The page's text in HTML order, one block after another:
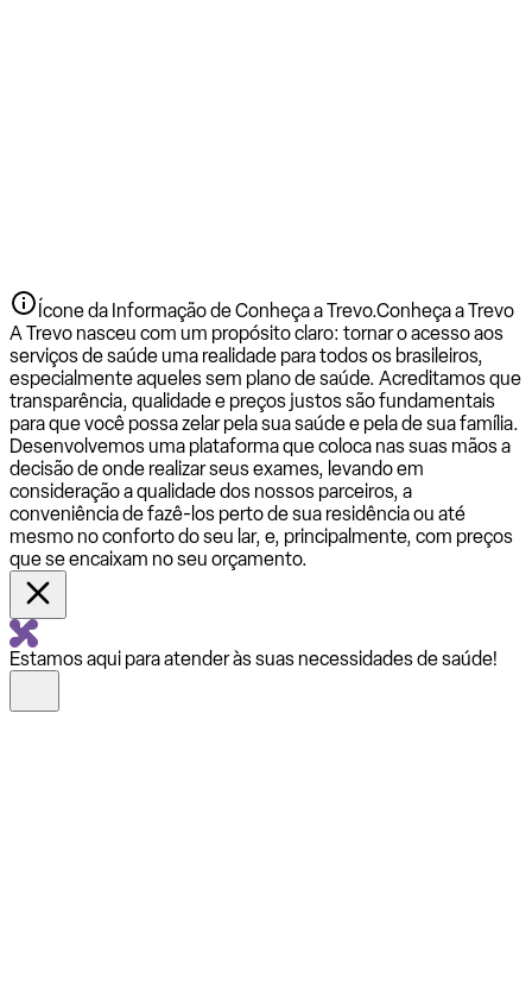
Ícone da Informação de Conheça a Trevo.Conheça a Trevo
A Trevo nasceu com um propósito claro: tornar o acesso aos
serviços de saúde uma realidade para todos os brasileiros,
especialmente aqueles sem plano de saúde. Acreditamos que
transparência, qualidade e preços justos são fundamentais
para que você possa zelar pela sua saúde e pela de sua família.
Desenvolvemos uma plataforma que coloca nas suas mãos a
decisão de onde realizar seus exames, levando em
consideração a qualidade dos nossos parceiros, a
conveniência de fazê-los perto de sua residência ou até
mesmo no conforto do seu lar, e, principalmente, com preços
que se encaixam no seu orçamento.
Estamos aqui para atender às suas necessidades de saúde!